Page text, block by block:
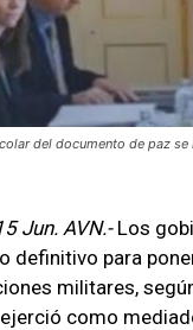
del documento de paz se
Jun. AVN.-Los
definitivo para
militares,
como